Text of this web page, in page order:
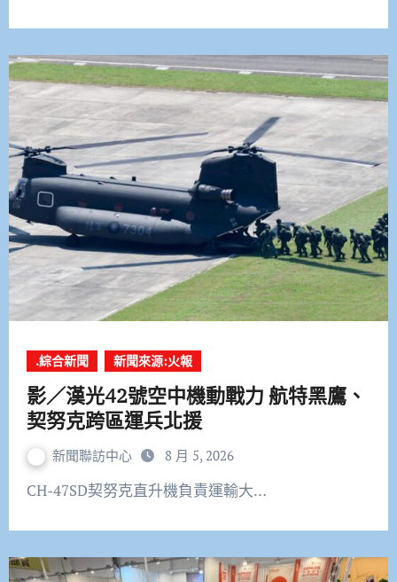
.綜合新聞 新聞來源:火報
影／漢光42號空中機動戰力 航特黑鷹、
契努克跨區運兵北援
新聞聯訪中心 8 月 5, 2026
CH-47SD契努克直升機負責運輸大…